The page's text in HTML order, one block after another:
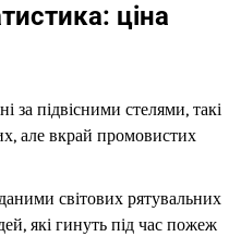
ціна
за підвісними стелями, такі
але вкрай промовистих
світових рятувальних
які гинуть під час пожеж